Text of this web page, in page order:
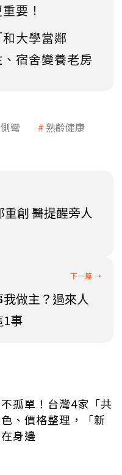
要！
大學當鄰
宿舍變養老房
彎
熟齡健康
創 醫提醒旁人
做主？過來人
1事
孤單！台灣4家「共
、價格整理，「新
身邊